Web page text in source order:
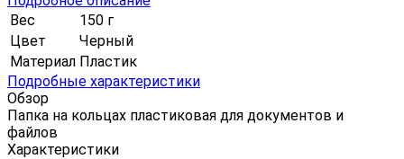
Вес
150 г
Цвет
Черный
Материал Пластик
Подробные характеристики
Обзор
Папка на кольцах пластиковая для документов и
файлов
Характеристики